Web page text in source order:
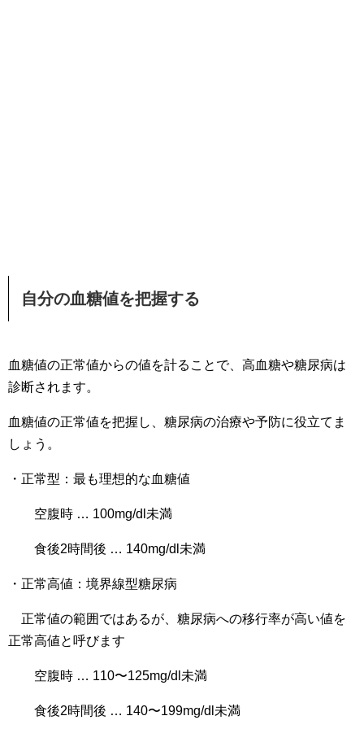
自分の血糖値を把握する
血糖値の正常値からの値を計ることで、高血糖や糖尿病は
診断されます。
血糖値の正常値を把握し、糖尿病の治療や予防に役立てま
しょう。
・正常型：最も理想的な血糖値
空腹時 … 100mg/dl未満
食後2時間後 … 140mg/dl未満
・正常高値：境界線型糖尿病
正常値の範囲ではあるが、糖尿病への移行率が高い値を
正常高値と呼びます
空腹時 … 110〜125mg/dl未満
食後2時間後 … 140〜199mg/dl未満